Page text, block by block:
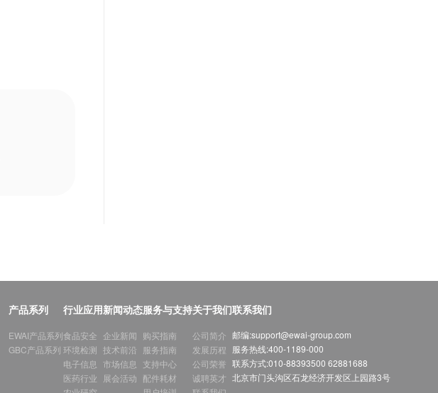
产品系列
EWAI产品系列
GBC产品系列
行业应用
食品安全
环境检测
电子信息
医药行业
新闻动态
企业新闻
技术前沿
市场信息
展会活动
服务与支持
购买指南
服务指南
支持中心
配件耗材
关于我们
公司简介
发展历程
公司荣誉
诚聘英才
联系我们
邮编:support@ewai-group.com
服务热线:400-1189-000
联系方式:010-88393500 62881688
北京市门头沟区石龙经济开发区上园路3号